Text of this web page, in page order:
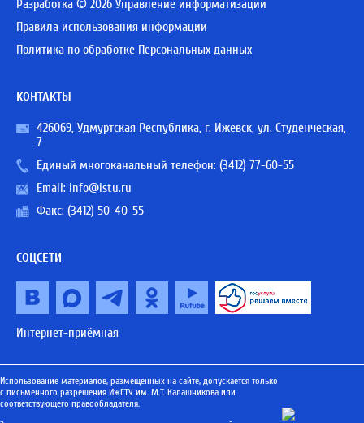
Разработка © 2026 Управление информатизации
Правила использования информации
Политика по обработке Персональных данных
КОНТАКТЫ
426069, Удмуртская Республика, г. Ижевск, ул. Студенческая,
7
Единый многоканальный телефон: (3412) 77-60-55
Email: info@istu.ru
Факс: (3412) 50-40-55
СОЦСЕТИ
Интернет-приёмная
Использование материалов, размещенных на сайте, допускается только
с письменного разрешения ИжГТУ им. М.Т. Калашникова или
соответствующего правообладателя.